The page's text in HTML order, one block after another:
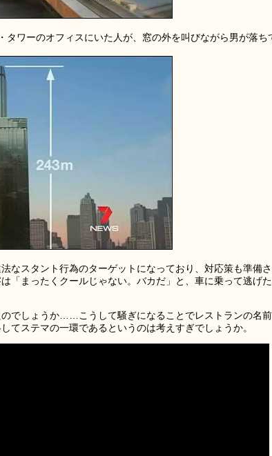
ワーのオフィスにいた人が、窓の外を叫びながら男が落ち
なスタント行為のターゲットになっており、対応策も準備
「まったくクールじゃない。バカだ」と、車に乗って逃げ
でしょうか……こうして騒ぎになることでレストランの名
てステマの一環であるというのは考えすぎでしょうか。